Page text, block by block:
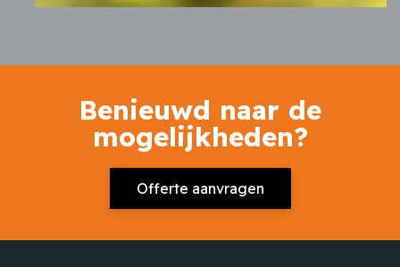
Benieuwd naar de
mogelijkheden?
Offerte aanvragen